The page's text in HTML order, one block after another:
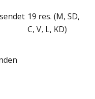
19 res. (M, SD,
C, V, L, KD)